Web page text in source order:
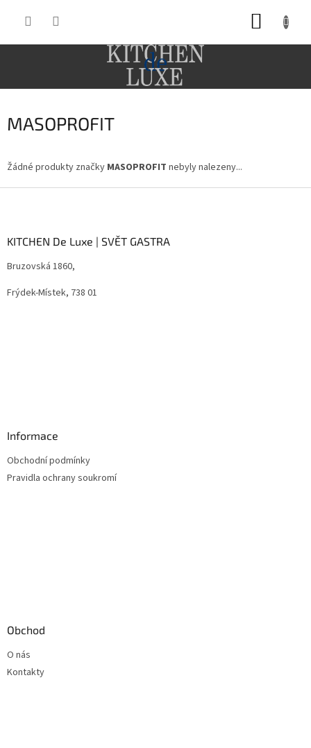
MASOPROFIT
Žádné produkty značky MASOPROFIT nebyly nalezeny...
KITCHEN De Luxe | SVĚT GASTRA
Bruzovská 1860,
Frýdek-Místek, 738 01
Informace
Obchodní podmínky
Pravidla ochrany soukromí
Obchod
O nás
Kontakty